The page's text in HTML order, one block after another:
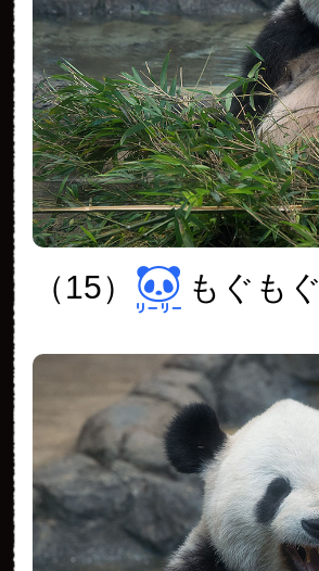
（15） もぐもぐ